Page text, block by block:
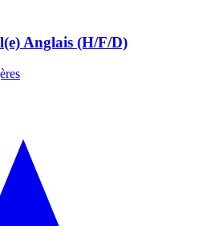
Anglais (H/F/D)